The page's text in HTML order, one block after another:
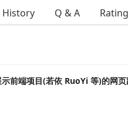
History Q & A
前端项目(若依 RuoYi 等)的网